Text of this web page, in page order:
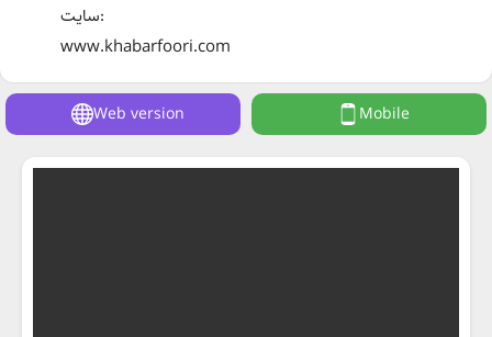
سایت:
www.khabarfoori.com
Web version Mobile